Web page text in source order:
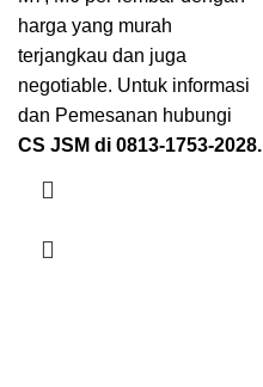
harga yang murah
terjangkau dan juga
negotiable. Untuk informasi
dan Pemesanan hubungi
CS JSM di 0813-1753-2028.